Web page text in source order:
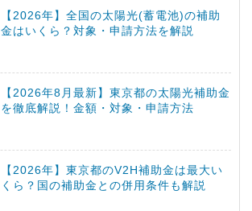
【2026年】全国の太陽光(蓄電池)の補助
金はいくら？対象・申請方法を解説
【2026年8月最新】東京都の太陽光補助金
を徹底解説！金額・対象・申請方法
【2026年】東京都のV2H補助金は最大い
くら？国の補助金との併用条件も解説